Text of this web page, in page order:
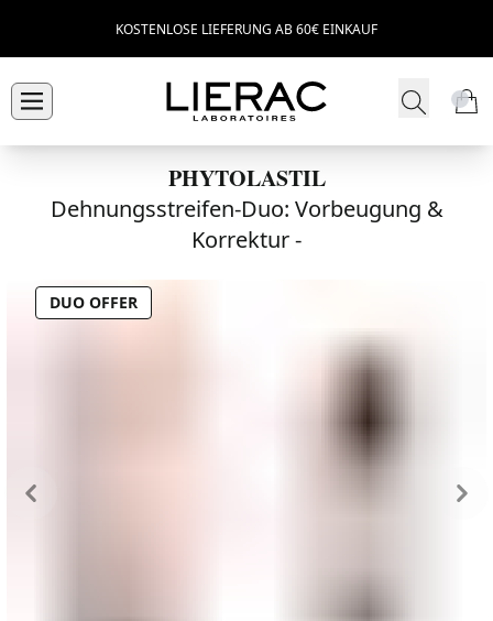
KOSTENLOSE LIEFERUNG AB 60€ EINKAUF
PHYTOLASTIL
Dehnungsstreifen-Duo: Vorbeugung &
Korrektur -
DUO OFFER